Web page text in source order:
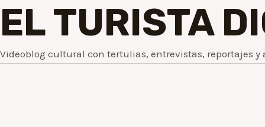
EL TURISTA
Videoblog cultural con tertulias, entrevistas, reportajes y